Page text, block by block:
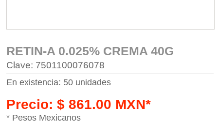
RETIN-A 0.025% CREMA 40G
Clave: 7501100076078
En existencia: 50 unidades
Precio: $ 861.00 MXN*
* Pesos Mexicanos